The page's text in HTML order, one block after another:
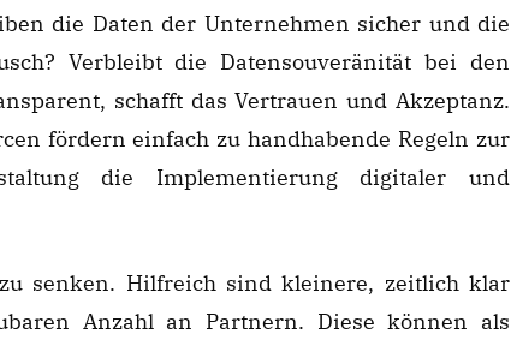
die Daten der Unternehmen sicher und die
Verbleibt die Datensouveränität bei den
schafft das Vertrauen und Akzeptanz.
fördern einfach zu handhabende Regeln zur
die Implementierung digitaler und
senken. Hilfreich sind kleinere, zeitlich klar
Anzahl an Partnern. Diese können als